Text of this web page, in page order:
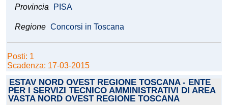
Provincia PISA
Regione Concorsi in Toscana
Posti: 1
Scadenza: 17-03-2015
ESTAV NORD OVEST REGIONE TOSCANA - ENTE
PER I SERVIZI TECNICO AMMINISTRATIVI DI AREA
VASTA NORD OVEST REGIONE TOSCANA